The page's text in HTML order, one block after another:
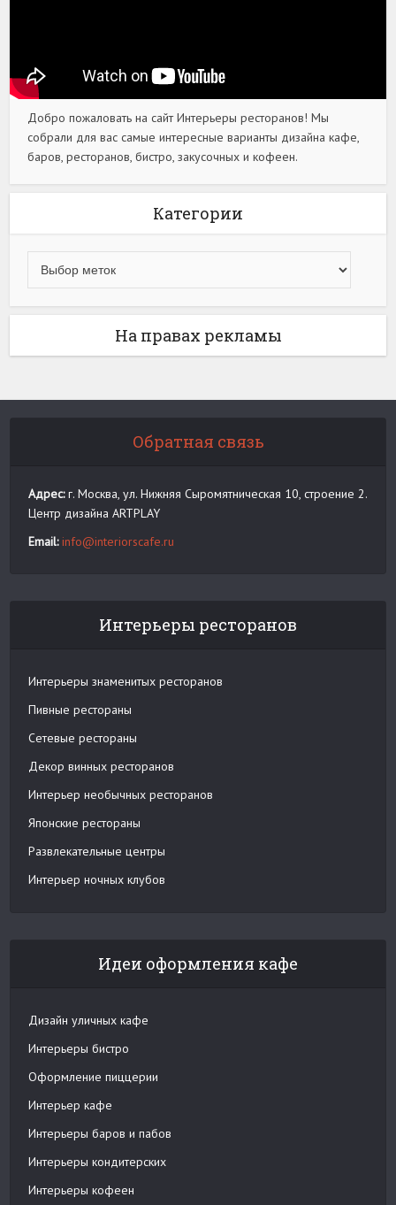
Добро пожаловать на сайт Интерьеры ресторанов! Мы
собрали для вас самые интересные варианты дизайна кафе,
баров, ресторанов, бистро, закусочных и кофеен.
Категории
На правах рекламы
Обратная связь
Адрес:г. Москва, ул. Нижняя Сыромятническая 10, строение 2.
Центр дизайна ARTPLAY
Email: info@interiorscafe.ru
Интерьеры ресторанов
Интерьеры знаменитых ресторанов
Пивные рестораны
Сетевые рестораны
Декор винных ресторанов
Интерьер необычных ресторанов
Японские рестораны
Развлекательные центры
Интерьер ночных клубов
Идеи оформления кафе
Дизайн уличных кафе
Интерьеры бистро
Оформление пиццерии
Интерьер кафе
Интерьеры баров и пабов
Интерьеры кондитерских
Интерьеры кофеен